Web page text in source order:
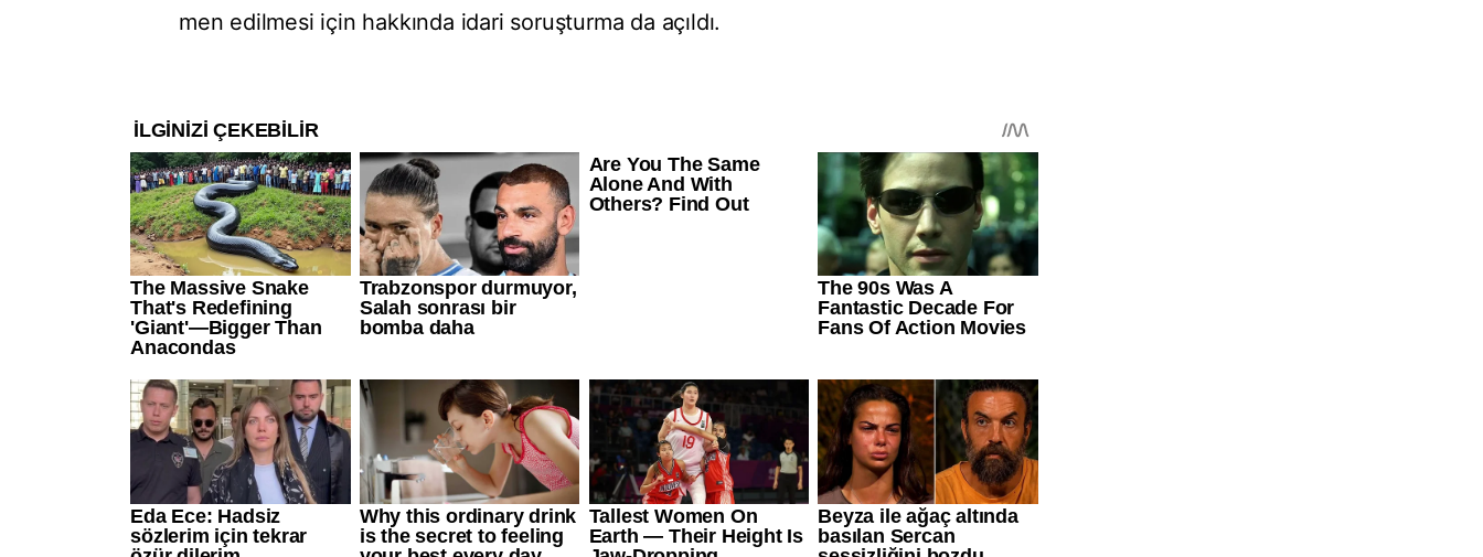
men edilmesi için hakkında idari soruşturma da açıldı.